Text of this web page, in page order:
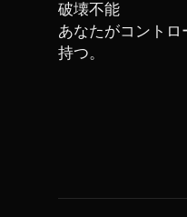
破壊不能
あなたがコント
持つ。